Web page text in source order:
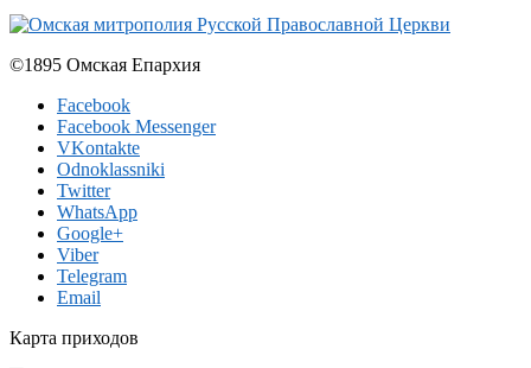
©1895 Омская Епархия
Facebook
Facebook Messenger
VKontakte
Odnoklassniki
Twitter
WhatsApp
Google+
Viber
Telegram
Email
Карта приходов